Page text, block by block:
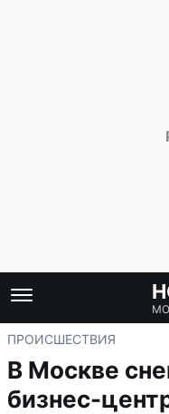
ПРОИСШЕСТВИЯ
В Москве
бизнес-